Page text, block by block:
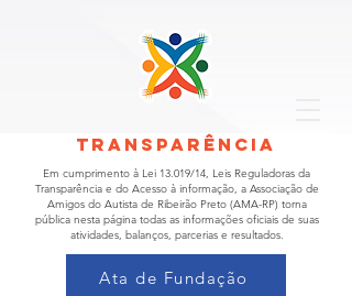
Transparência
Em cumprimento à Lei 13.019/14, Leis Reguladoras da
Transparência e do Acesso à informação, a Associação de
Amigos do Autista de Ribeirão Preto (AMA-RP) torna
pública nesta página todas as informações oficiais de suas
atividades, balanços, parcerias e resultados.
Ata de Fundação